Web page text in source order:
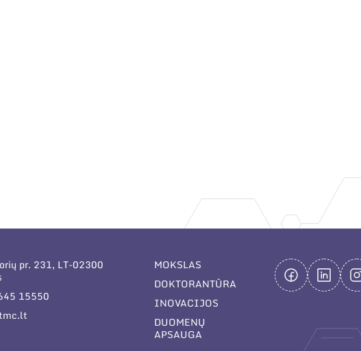
pr. 231, LT-02300
15550
MOKSLAS
DOKTORANTŪRA
INOVACIJOS
DUOMENŲ
APSAUGA